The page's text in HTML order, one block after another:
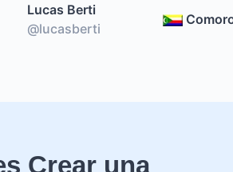
Lucas Berti
@lucasberti
Crear una